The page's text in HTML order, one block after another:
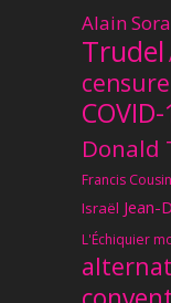
Alain
Trudel
censure
Donald
Francis Cousin
Israël Jean-
L'Échiquier